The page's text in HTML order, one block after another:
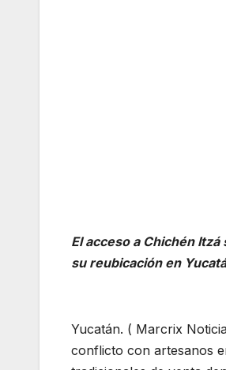
El acceso a Chichén
su reubicación en
Yucatán. ( Marcrix
conflicto con artesanos